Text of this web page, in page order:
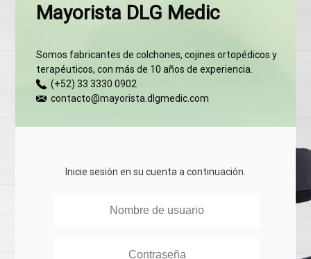
Mayorista DLG Medic
Somos fabricantes de colchones, cojines ortopédicos y
terapéuticos, con más de 10 años de experiencia.
(+52) 33 3330 0902
contacto@mayorista.dlgmedic.com
Inicie sesión en su cuenta a continuación.